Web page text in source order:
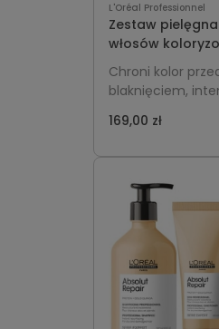
L'Oréal Professionnel
Zestaw
włosów
L'Oreal
Vitamino Color
250ml +
maska 200 ml
Chroni kolor
blaknięciem,
nawilża włosy
przywraca im
169,00 zł